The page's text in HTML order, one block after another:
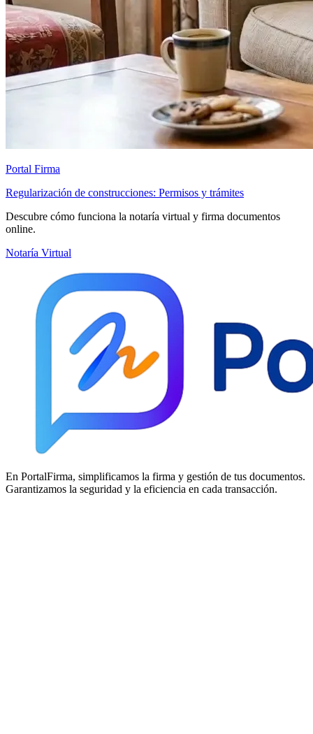
Portal Firma
Regularización de construcciones: Permisos y trámites
Descubre cómo funciona la notaría virtual y firma documentos
online.
Notaría Virtual
En PortalFirma, simplificamos la firma y gestión de tus documentos.
Garantizamos la seguridad y la eficiencia en cada transacción.